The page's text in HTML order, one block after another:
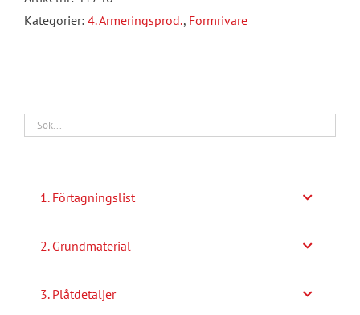
Kategorier: 4. Armeringsprod., Formrivare
1. Förtagningslist
2. Grundmaterial
3. Plåtdetaljer